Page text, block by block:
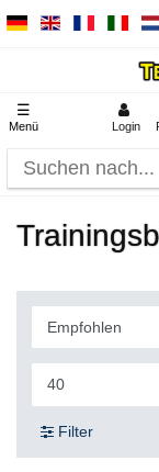
☰
Menü Login
Filter